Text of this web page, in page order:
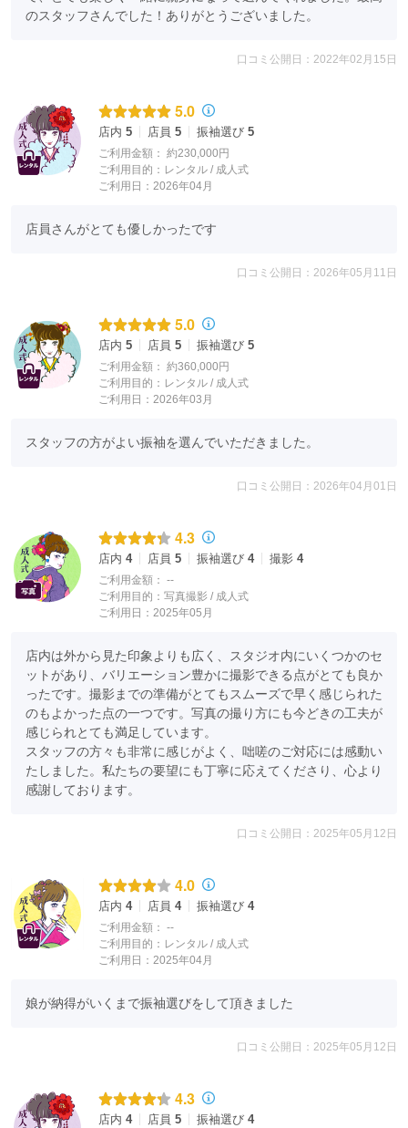
のスタッフさんでした！ありがとうございました。
口コミ公開日：2022年02月15日
5.0
店内 5 店員 5 振袖選び 5
ご利用金額： 約230,000円
ご利用目的： レンタル / 成人式
ご利用日：2026年04月
店員さんがとても優しかったです
口コミ公開日：2026年05月11日
5.0
店内 5 店員 5 振袖選び 5
ご利用金額： 約360,000円
ご利用目的： レンタル / 成人式
ご利用日：2026年03月
スタッフの方がよい振袖を選んでいただきました。
口コミ公開日：2026年04月01日
4.3
店内 4 店員 5 振袖選び 4 撮影 4
ご利用金額： --
ご利用目的： 写真撮影 / 成人式
ご利用日：2025年05月
店内は外から見た印象よりも広く、スタジオ内にいくつかのセ
ットがあり、バリエーション豊かに撮影できる点がとても良か
ったです。撮影までの準備がとてもスムーズで早く感じられた
のもよかった点の一つです。写真の撮り方にも今どきの工夫が
感じられとても満足しています。
スタッフの方々も非常に感じがよく、咄嗟のご対応には感動い
たしました。私たちの要望にも丁寧に応えてくださり、心より
感謝しております。
口コミ公開日：2025年05月12日
4.0
店内 4 店員 4 振袖選び 4
ご利用金額： --
ご利用目的： レンタル / 成人式
ご利用日：2025年04月
娘が納得がいくまで振袖選びをして頂きました
口コミ公開日：2025年05月12日
4.3
店内 4 店員 5 振袖選び 4